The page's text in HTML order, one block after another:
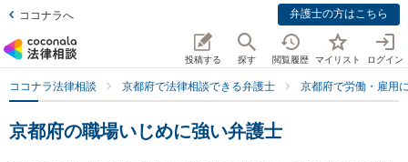
ココナラへ 弁護士の方はこちら
投稿する 探す 閲覧履歴 マイリスト ログイン
ココナラ法律相談 京都府で法律相談できる弁護士 京都府で労働・雇用
京都府の職場いじめに強い弁護士